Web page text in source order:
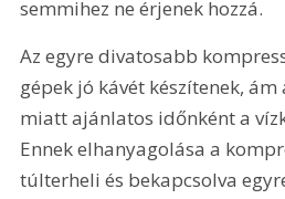
semmihez ne érjenek hozzá.
Az egyre divatosabb
gépek jó kávét készítenek,
miatt ajánlatos időnként a
Ennek elhanyagolása a
túlterheli és bekapcsolva